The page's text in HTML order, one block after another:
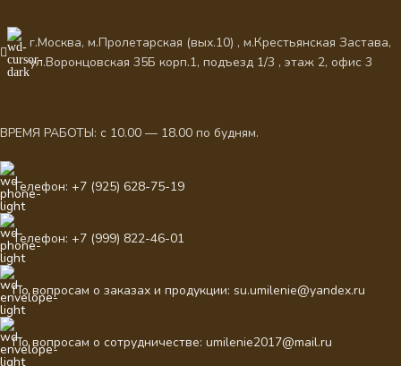
г.Москва, м.Пролетарская (вых.10) , м.Крестьянская Застава,
ул.Воронцовская 35Б корп.1, подъезд 1/3 , этаж 2, офис 3
ВРЕМЯ РАБОТЫ: с 10.00 — 18.00 по будням.
Телефон: +7 (925) 628-75-19
Телефон: +7 (999) 822-46-01
По вопросам о заказах и продукции: su.umilenie@yandex.ru
По вопросам о сотрудничестве: umilenie2017@mail.ru